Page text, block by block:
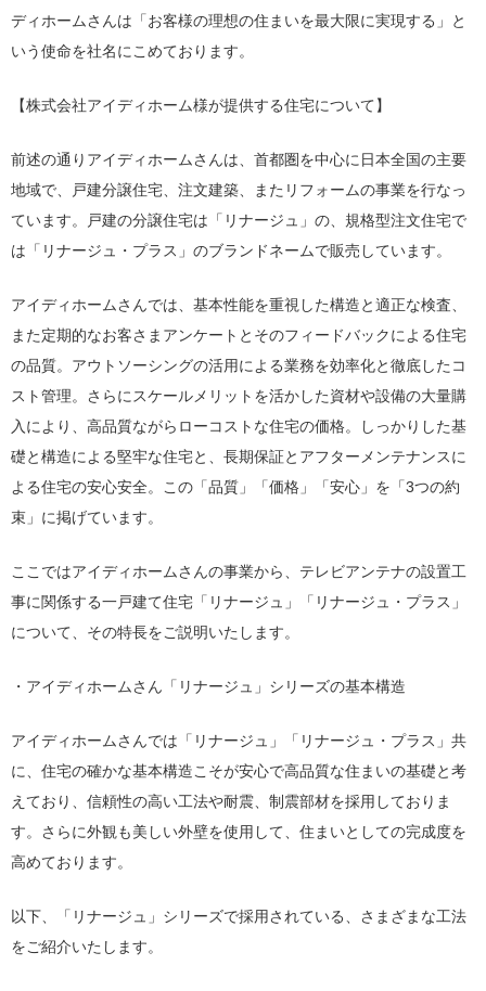
ディホームさんは「お客様の理想の住まいを最大限に実現する」と
いう使命を社名にこめております。
【株式会社アイディホーム様が提供する住宅について】
前述の通りアイディホームさんは、首都圏を中心に日本全国の主要
地域で、戸建分譲住宅、注文建築、またリフォームの事業を行なっ
ています。戸建の分譲住宅は「リナージュ」の、規格型注文住宅で
は「リナージュ・プラス」のブランドネームで販売しています。
アイディホームさんでは、基本性能を重視した構造と適正な検査、
また定期的なお客さまアンケートとそのフィードバックによる住宅
の品質。アウトソーシングの活用による業務を効率化と徹底したコ
スト管理。さらにスケールメリットを活かした資材や設備の大量購
入により、高品質ながらローコストな住宅の価格。しっかりした基
礎と構造による堅牢な住宅と、長期保証とアフターメンテナンスに
よる住宅の安心安全。この「品質」「価格」「安心」を「3つの約
束」に掲げています。
ここではアイディホームさんの事業から、テレビアンテナの設置工
事に関係する一戸建て住宅「リナージュ」「リナージュ・プラス」
について、その特長をご説明いたします。
・アイディホームさん「リナージュ」シリーズの基本構造
アイディホームさんでは「リナージュ」「リナージュ・プラス」共
に、住宅の確かな基本構造こそが安心で高品質な住まいの基礎と考
えており、信頼性の高い工法や耐震、制震部材を採用しておりま
す。さらに外観も美しい外壁を使用して、住まいとしての完成度を
高めております。
以下、「リナージュ」シリーズで採用されている、さまざまな工法
をご紹介いたします。